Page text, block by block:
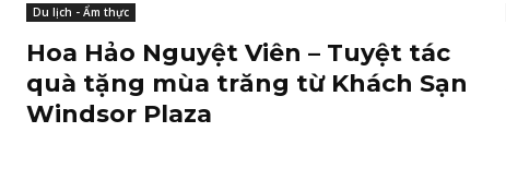
Du lịch - Ẩm thực
Hoa Hảo Nguyệt Viên – Tuyệt tác
quà tặng mùa trăng từ Khách Sạn
Windsor Plaza